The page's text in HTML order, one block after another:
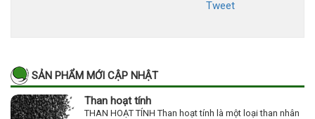
Tweet
SẢN PHẨM MỚI CẬP NHẬT
Than hoạt tính
THAN HOẠT TÍNH Than hoạt tính là một loại than nhân